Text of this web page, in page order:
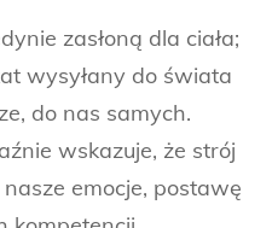
zasłoną dla ciała;
wysyłany do świata
do nas samych.
wskazuje, że strój
emocje, postawę